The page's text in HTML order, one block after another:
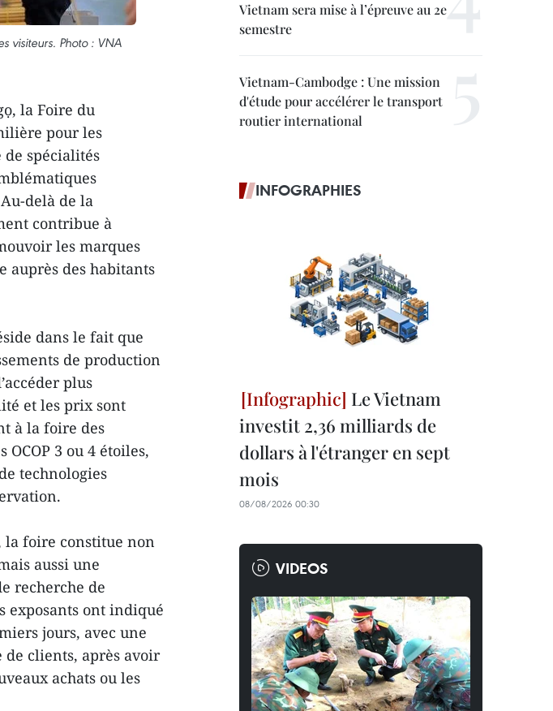
visiteurs. Photo : VNA
la Foire du
pour les
spécialités
delà de la
contribue à
les marques
auprès des habitants
dans le fait que
de production
plus
et les prix sont
à la foire des
3 ou 4 étoiles,
technologies
la foire constitue non
aussi une
recherche de
exposants ont indiqué
jours, avec une
clients, après avoir
achats ou les
Vietnam sera mise à l’épreuve au 2e
semestre
Vietnam-Cambodge : Une mission
d'étude pour accélérer le transport
routier international
INFOGRAPHIES
Le Vietnam
investit 2,36 milliards de
dollars à l'étranger en sept
mois
08/08/2026 00:30
VIDEOS